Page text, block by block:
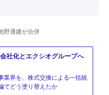
野通建が合併
社化とエクシオグループへ
業界を、株式交換による一括統
でどう塗り替えたか